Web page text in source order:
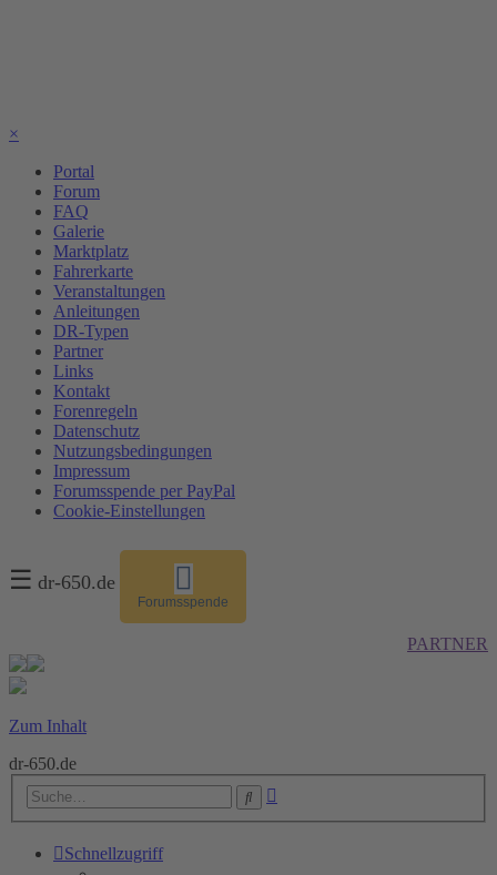
×
Portal
Forum
FAQ
Galerie
Marktplatz
Fahrerkarte
Veranstaltungen
Anleitungen
DR-Typen
Partner
Links
Kontakt
Forenregeln
Datenschutz
Nutzungsbedingungen
Impressum
Forumsspende per PayPal
Cookie-Einstellungen
☰ dr-650.de
Forumsspende
PARTNER
Zum Inhalt
dr-650.de
Suche
Schnellzugriff